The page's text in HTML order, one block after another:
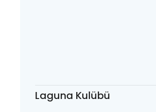
Laguna Kulübü